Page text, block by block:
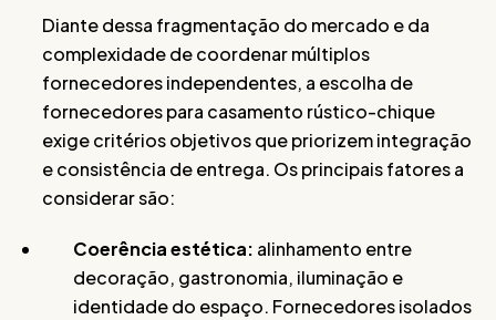
Diante dessa fragmentação do mercado e da
complexidade de coordenar múltiplos
fornecedores independentes, a escolha de
fornecedores para casamento rústico-chique
exige critérios objetivos que priorizem integração
e consistência de entrega. Os principais fatores a
considerar são:
Coerência estética: alinhamento entre
decoração, gastronomia, iluminação e
identidade do espaço. Fornecedores isolados